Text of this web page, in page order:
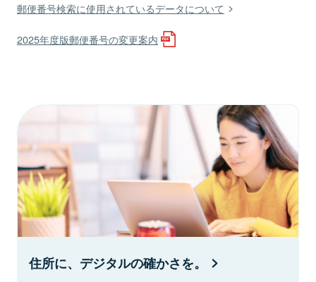
郵便番号検索に使用されているデータについて
2025年度版郵便番号の変更案内
住所に、デジタルの確かさを。